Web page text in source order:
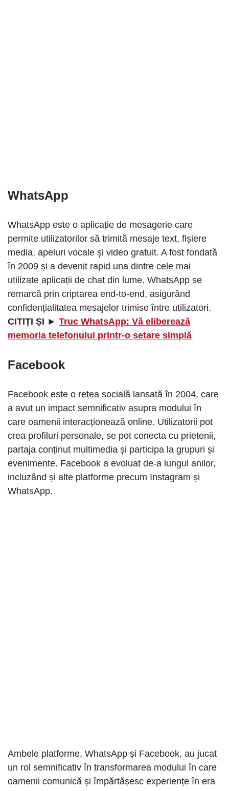
WhatsApp
WhatsApp este o aplicație de mesagerie care
permite utilizatorilor să trimită mesaje text, fișiere
media, apeluri vocale și video gratuit. A fost fondată
în 2009 și a devenit rapid una dintre cele mai
utilizate aplicații de chat din lume. WhatsApp se
remarcă prin criptarea end-to-end, asigurând
confidențialitatea mesajelor trimise între utilizatori.
CITIȚI ȘI ► Truc WhatsApp: Vă eliberează
memoria telefonului printr-o setare simplă
Facebook
Facebook este o rețea socială lansată în 2004, care
a avut un impact semnificativ asupra modului în
care oamenii interacționează online. Utilizatorii pot
crea profiluri personale, se pot conecta cu prietenii,
partaja conținut multimedia și participa la grupuri și
evenimente. Facebook a evoluat de-a lungul anilor,
incluzând și alte platforme precum Instagram și
WhatsApp.
Ambele platforme, WhatsApp și Facebook, au jucat
un rol semnificativ în transformarea modului în care
oamenii comunică și împărtășesc experiențe în era